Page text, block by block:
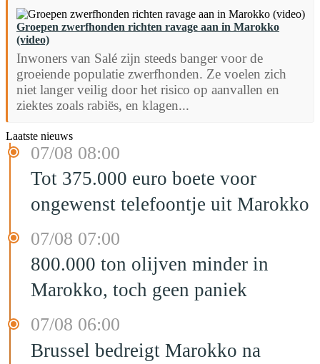
Groepen zwerfhonden richten ravage aan in Marokko
(video)
Inwoners van Salé zijn steeds banger voor de
groeiende populatie zwerfhonden. Ze voelen zich
niet langer veilig door het risico op aanvallen en
ziektes zoals rabiës, en klagen...
Laatste nieuws
07/08 08:00
Tot 375.000 euro boete voor
ongewenst telefoontje uit Marokko
07/08 07:00
800.000 ton olijven minder in
Marokko, toch geen paniek
07/08 06:00
Brussel bedreigt Marokko na